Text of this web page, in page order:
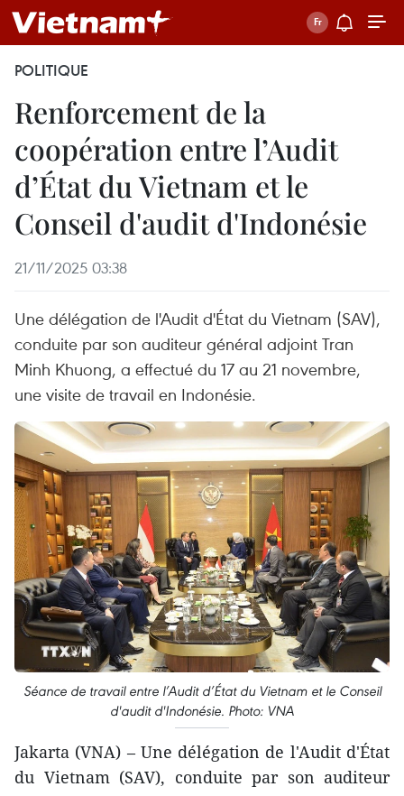
POLITIQUE
Renforcement de la
coopération entre l’Audit
d’État du Vietnam et le
Conseil d'audit d'Indonésie
21/11/2025 03:38
Une délégation de l'Audit d'État du Vietnam (SAV),
conduite par son auditeur général adjoint Tran
Minh Khuong, a effectué du 17 au 21 novembre,
une visite de travail en Indonésie.
Séance de travail entre l’Audit d’État du Vietnam et le Conseil
d'audit d'Indonésie. Photo: VNA
Jakarta (VNA) – Une délégation de l'Audit d'État
du Vietnam (SAV), conduite par son auditeur